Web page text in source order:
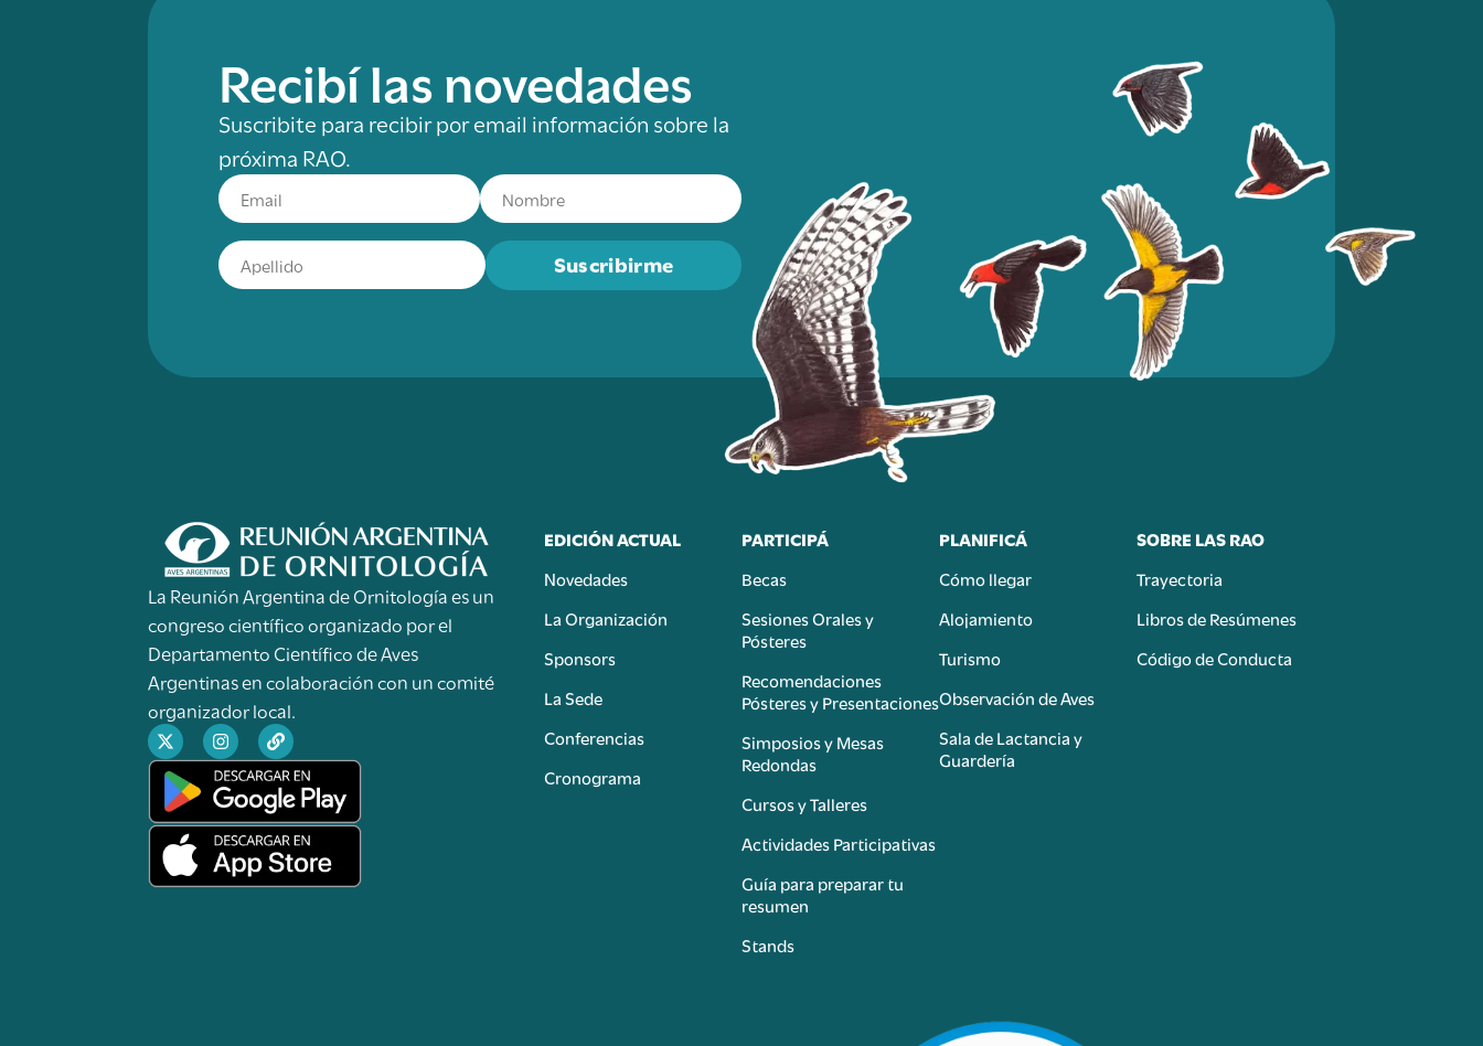
Recibí las novedades
Suscribite para recibir por email información sobre la
próxima RAO.
Suscribirme
La Reunión Argentina de Ornitología es un
congreso científico organizado por el
Departamento Científico de Aves
Argentinas en colaboración con un comité
organizador local.
EDICIÓN ACTUAL
Novedades
La Organización
Sponsors
La Sede
Conferencias
Cronograma
PARTICIPÁ
Becas
Sesiones Orales y
Pósteres
Recomendaciones
Pósteres y Presentaciones
Simposios y Mesas
Redondas
Cursos y Talleres
Actividades Participativas
Guía para preparar tu
resumen
Stands
PLANIFICÁ
Cómo llegar
Alojamiento
Turismo
Observación de Aves
Sala de Lactancia y
Guardería
SOBRE LAS RAO
Trayectoria
Libros de Resúmenes
Código de Conducta